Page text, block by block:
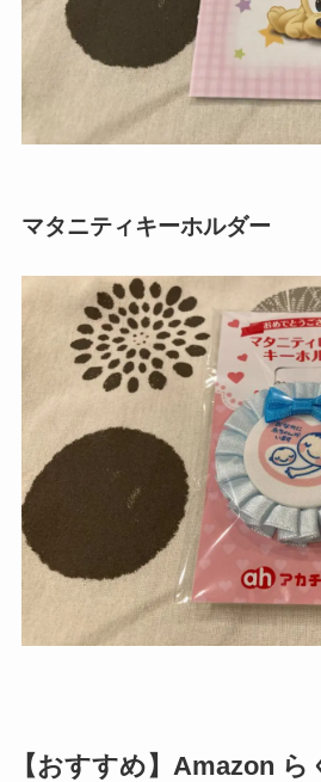
マタニティキーホルダー
【おすすめ】Amazon ら